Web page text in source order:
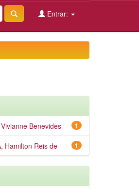
Entrar:
1
Benevides
1
Hamilton Reis de